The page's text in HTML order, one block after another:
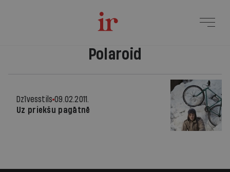
Polaroid
Dzīvesstils 09.02.2011.
Uz priekšu pagātnē